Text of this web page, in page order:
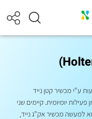
ע"י מכשיר קטן נייד
יומיומית. קיימים שני
למעשה מכשיר אק"ג נייד,